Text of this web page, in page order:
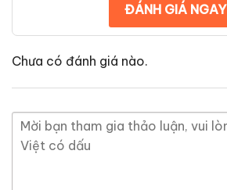
ĐÁNH GIÁ NGAY
Chưa có đánh giá nào.